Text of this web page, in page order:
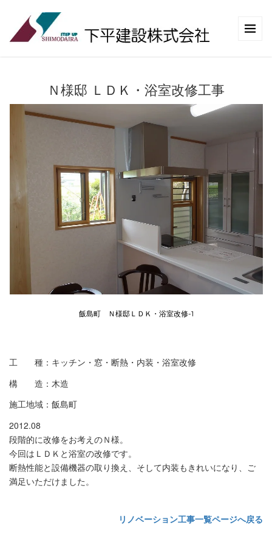
Ｎ様邸 ＬＤＫ・浴室改修工事
飯島町 Ｎ様邸ＬＤＫ・浴室改修-1
工 種：キッチン・窓・断熱・内装・浴室改修
構 造：木造
施工地域：飯島町
2012.08
段階的に改修をお考えのＮ様。
今回はＬＤＫと浴室の改修です。
断熱性能と設備機器の取り換え、そして内装もきれいになり、ご
満足いただけました。
リノベーション工事一覧ページへ戻る